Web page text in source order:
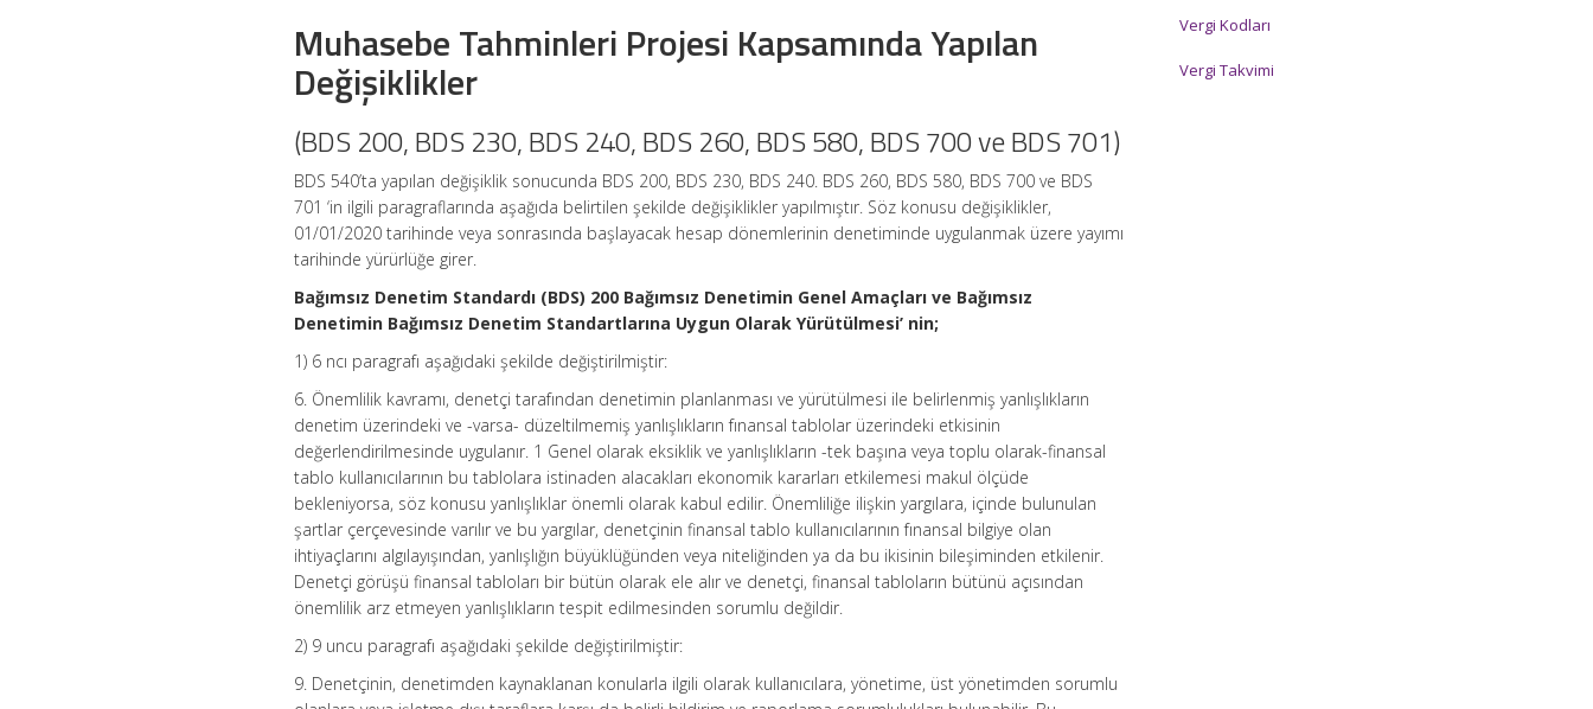
Muhasebe Tahminleri Projesi Kapsamında Yapılan
Değişiklikler
(BDS 200, BDS 230, BDS 240, BDS 260, BDS 580, BDS 700 ve BDS 701)
BDS 540’ta yapılan değişiklik sonucunda BDS 200, BDS 230, BDS 240. BDS 260, BDS 580, BDS 700 ve BDS
701 ‘in ilgili paragraflarında aşağıda belirtilen şekilde değişiklikler yapılmıştır. Söz konusu değişiklikler,
01/01/2020 tarihinde veya sonrasında başlayacak hesap dönemlerinin denetiminde uygulanmak üzere yayımı
tarihinde yürürlüğe girer.
Bağımsız Denetim Standardı (BDS) 200 Bağımsız Denetimin Genel Amaçları ve Bağımsız
Denetimin Bağımsız Denetim Standartlarına Uygun Olarak Yürütülmesi’ nin;
1) 6 ncı paragrafı aşağıdaki şekilde değiştirilmiştir:
6. Önemlilik kavramı, denetçi tarafından denetimin planlanması ve yürütülmesi ile belirlenmiş yanlışlıkların
denetim üzerindeki ve -varsa- düzeltilmemiş yanlışlıkların fınansal tablolar üzerindeki etkisinin
değerlendirilmesinde uygulanır. 1 Genel olarak eksiklik ve yanlışlıkların -tek başına veya toplu olarak-finansal
tablo kullanıcılarının bu tablolara istinaden alacakları ekonomik kararları etkilemesi makul ölçüde
bekleniyorsa, söz konusu yanlışlıklar önemli olarak kabul edilir. Önemliliğe ilişkin yargılara, içinde bulunulan
şartlar çerçevesinde varılır ve bu yargılar, denetçinin finansal tablo kullanıcılarının fınansal bilgiye olan
ihtiyaçlarını algılayışından, yanlışlığın büyüklüğünden veya niteliğinden ya da bu ikisinin bileşiminden etkilenir.
Denetçi görüşü finansal tabloları bir bütün olarak ele alır ve denetçi, finansal tabloların bütünü açısından
önemlilik arz etmeyen yanlışlıkların tespit edilmesinden sorumlu değildir.
2) 9 uncu paragrafı aşağıdaki şekilde değiştirilmiştir:
9. Denetçinin, denetimden kaynaklanan konularla ilgili olarak kullanıcılara, yönetime, üst yönetimden sorumlu
Vergi Kodları
Vergi Takvimi